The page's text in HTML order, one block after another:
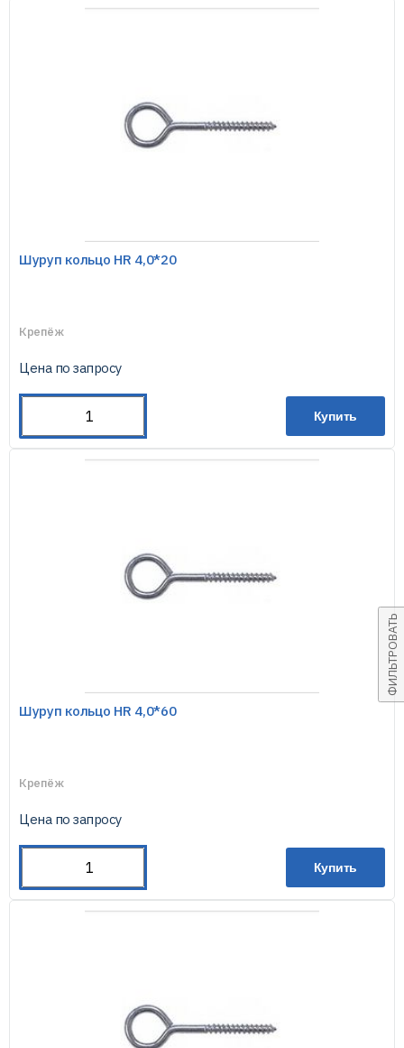
ФИЛЬТРОВАТЬ
Шуруп кольцо HR 4,0*20
Крепёж
Цена по запросу
Купить
Шуруп кольцо HR 4,0*60
Крепёж
Цена по запросу
Купить